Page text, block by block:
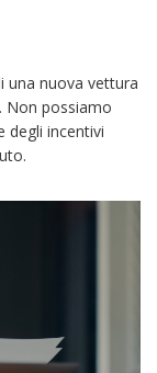
una nuova vettura
Non possiamo
degli incentivi